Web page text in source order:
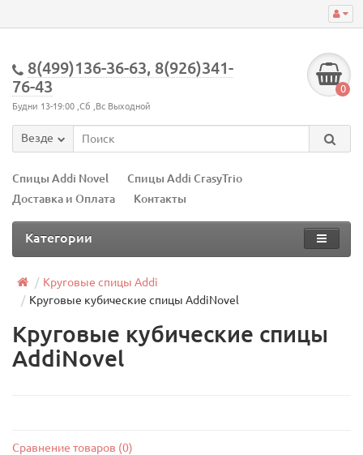
8(499)136-36-63, 8(926)341-
76-43
Будни 13-19:00 ,Сб ,Вс Выходной
0
Везде
Спицы Addi Novel
Спицы Addi CrasyTrio
Доставка и Оплата
Контакты
Категории
Круговые спицы Addi
Круговые кубические спицы AddiNovel
Круговые кубические спицы
AddiNovel
Сравнение товаров (0)